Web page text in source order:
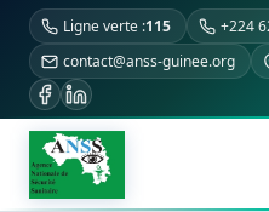
Ligne verte :115
+224
contact@anss-guinee.org